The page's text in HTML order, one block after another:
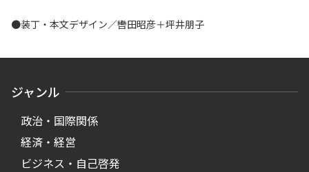
●装丁・本文デザイン／轡田昭彦＋坪井朋子
ジャンル
政治・国際関係
経済・経営
ビジネス・自己啓発